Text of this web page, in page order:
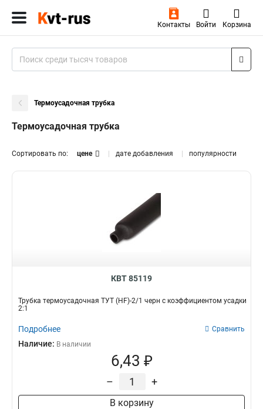
Контакты Войти Корзина
Термоусадочная трубка
Термоусадочная трубка
Сортировать по: цене дате добавления популярности
КВТ 85119
Трубка термоусадочная ТУТ (HF)-2/1 черн с коэффициентом усадки
2:1
Подробнее Сравнить
Наличие: В наличии
6,43 ₽
– +
В корзину